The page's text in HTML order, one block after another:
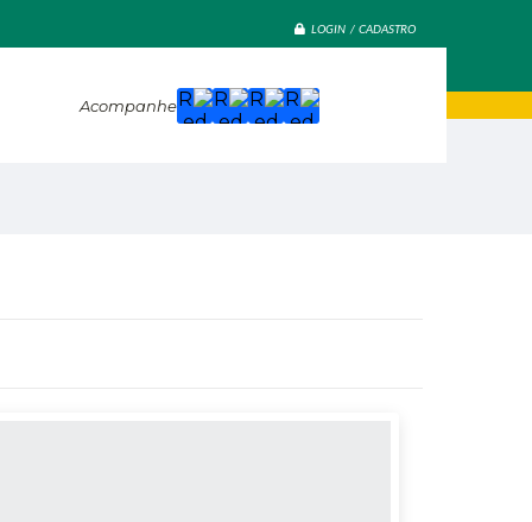
LOGIN / CADASTRO
Acompanhe